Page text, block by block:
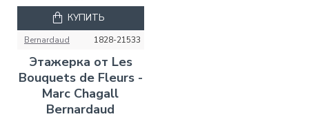
Bernardaud 1828-21533
Этажерка от Les
Bouquets de Fleurs -
Marc Chagall
Bernardaud
КУПИТЬ